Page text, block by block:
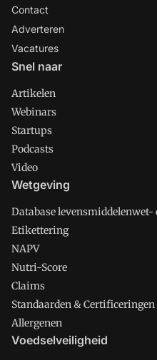
Contact
Adverteren
Vacatures
Snel naar
Artikelen
Webinars
Startups
Podcasts
Video
Wetgeving
Database levensmiddelenwet-
Etikettering
NAPV
Nutri-Score
Claims
Standaarden & Certificeringen
Allergenen
Voedselveiligheid